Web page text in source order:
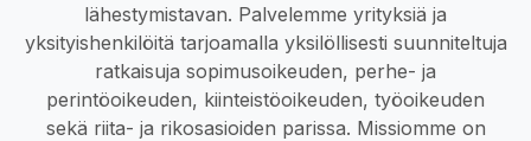
lähestymistavan. Palvelemme yrityksiä ja
yksityishenkilöitä tarjoamalla yksilöllisesti suunniteltuja
ratkaisuja sopimusoikeuden, perhe- ja
perintöoikeuden, kiinteistöoikeuden, työoikeuden
sekä riita- ja rikosasioiden parissa. Missiomme on